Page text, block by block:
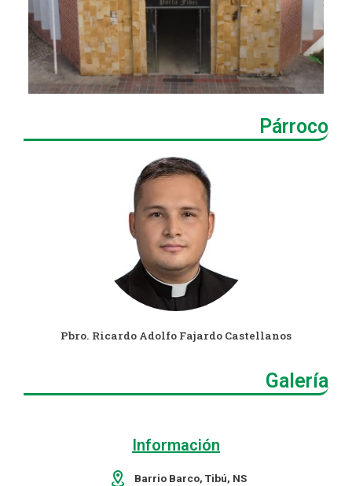
Párroco
Pbro. Ricardo Adolfo Fajardo Castellanos
Galería
Información
Barrio Barco, Tibú, NS